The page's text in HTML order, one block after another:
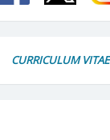
CURRICULUM VITAE